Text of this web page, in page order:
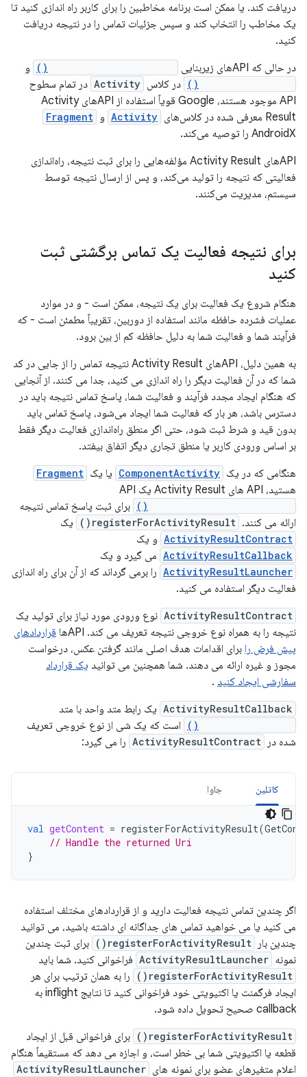
دریافت کند. یا ممکن است برنامه مخاطبین را برای کاربر راه اندازی کنید تا
یک مخاطب را انتخاب کند و سپس جزئیات تماس را در نتیجه دریافت
کنید.
در حالی که APIهای زیربنایی
و
در کلاس Activity در تمام سطوح
API موجود هستند، Google قویاً استفاده از APIهای Activity
Result معرفی شده در کلاس‌های
Activity و Fragment
AndroidX را توصیه می‌کند.
APIهای Activity Result مؤلفه‌هایی را برای ثبت نتیجه، راه‌اندازی
فعالیتی که نتیجه را تولید می‌کند، و پس از ارسال نتیجه توسط
سیستم، مدیریت می‌کنند.
برای نتیجه فعالیت یک تماس برگشتی ثبت
کنید
هنگام شروع یک فعالیت برای یک نتیجه، ممکن است - و در موارد
عملیات فشرده حافظه مانند استفاده از دوربین، تقریباً مطمئن است - که
فرآیند شما و فعالیت شما به دلیل حافظه کم از بین برود.
به همین دلیل، APIهای Activity Result نتیجه تماس را از جایی در کد
شما که در آن فعالیت دیگر را راه اندازی می کنید، جدا می کنند. از آنجایی
که هنگام ایجاد مجدد فرآیند و فعالیت شما، پاسخ تماس نتیجه باید در
دسترس باشد، هر بار که فعالیت شما ایجاد می‌شود، پاسخ تماس باید
بدون قید و شرط ثبت شود، حتی اگر منطق راه‌اندازی فعالیت دیگر فقط
بر اساس ورودی کاربر یا منطق تجاری دیگر اتفاق بیفتد.
هنگامی که در یک ComponentActivity یا یک Fragment
هستید، API های Activity Result یک API
برای ثبت پاسخ تماس نتیجه
ارائه می کنند. registerForActivityResult() یک
ActivityResultContract و یک
ActivityResultCallback می گیرد و یک
ActivityResultLauncher را برمی گرداند که از آن برای راه اندازی
فعالیت دیگر استفاده می کنید.
ActivityResultContract نوع ورودی مورد نیاز برای تولید یک
نتیجه را به همراه نوع خروجی نتیجه تعریف می کند. APIها
قراردادهای
پیش فرض را برای اقدامات هدف اصلی مانند گرفتن عکس، درخواست
مجوز و غیره ارائه می دهند. شما همچنین می توانید یک قرارداد
سفارشی ایجاد کنید .
ActivityResultCallback یک رابط متد واحد با متد
است که یک شی از نوع خروجی تعریف
شده در
ActivityResultContract را می گیرد:
کاتلین جاوا
val getContent = registerForActivityResult(
// Handle the returned Uri
}
اگر چندین تماس نتیجه فعالیت دارید و از قراردادهای مختلف استفاده
می کنید یا می خواهید تماس های جداگانه ای داشته باشید، می توانید
چندین بار
registerForActivityResult()
برای ثبت چندین
نمونه ActivityResultLauncher فراخوانی کنید. شما باید
registerForActivityResult()
را به همان ترتیب برای هر
ایجاد فرگمنت یا اکتیویتی خود فراخوانی کنید تا نتایج inflight به
callback صحیح تحویل داده شود.
registerForActivityResult()
برای فراخوانی قبل از ایجاد
قطعه یا اکتیویتی شما بی خطر است، و اجازه می دهد که مستقیماً هنگام
اعلام متغیرهای عضو برای نمونه های ActivityResultLauncher